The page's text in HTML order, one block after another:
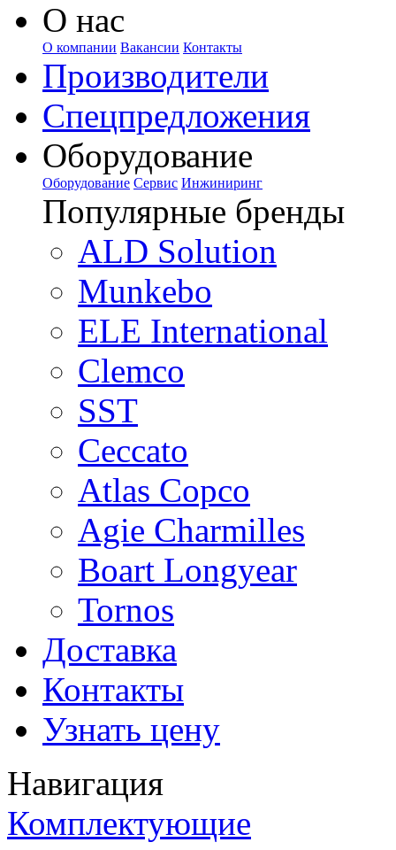
О нас
О компании Вакансии Контакты
Производители
Спецпредложения
Оборудование
Оборудование Сервис Инжиниринг
Популярные бренды
ALD Solution
Munkebo
ELE International
Clemco
SST
Ceccato
Atlas Copco
Agie Charmilles
Boart Longyear
Tornos
Доставка
Контакты
Узнать цену
Навигация
Комплектующие